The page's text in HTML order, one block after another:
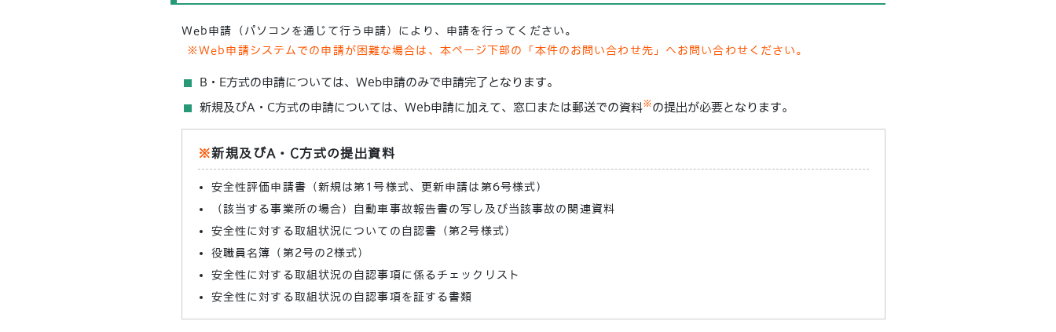
Web申請（パソコンを通じて行う申請）により、申請を行ってください。
※Web申請システムでの申請が困難な場合は、本ページ下部の「本件のお問い合わせ先」へお問い合わせください。
B・E方式の申請については、Web申請のみで申請完了となります。
新規及びA・C方式の申請については、Web申請に加えて、窓口または郵送での資料※の提出が必要となります。
※新規及びA・C方式の提出資料
安全性評価申請書（新規は第1号様式、更新申請は第6号様式）
（該当する事業所の場合）自動車事故報告書の写し及び当該事故の関連資料
安全性に対する取組状況についての自認書（第2号様式）
役職員名簿（第2号の2様式）
安全性に対する取組状況の自認事項に係るチェックリスト
安全性に対する取組状況の自認事項を証する書類